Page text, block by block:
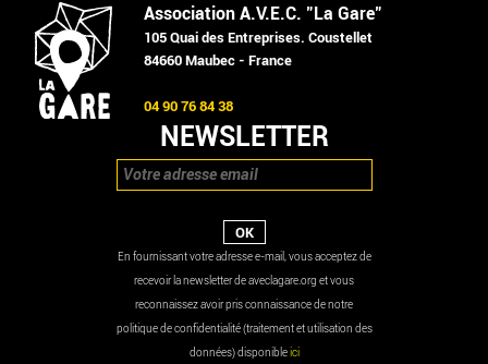
Association A.V.E.C. "La Gare"
105 Quai des Entreprises. Coustellet
84660 Maubec - France
04 90 76 84 38
NEWSLETTER
En fournissant votre adresse e-mail, vous acceptez de
recevoir la newsletter de aveclagare.org et vous
reconnaissez avoir pris connaissance de notre
politique de confidentialité (traitement et utilisation des
données) disponibleici